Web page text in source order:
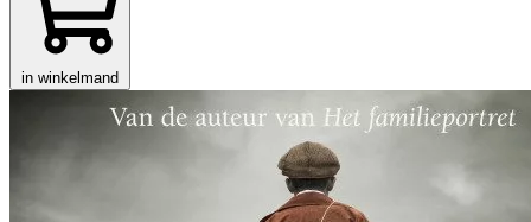
in winkelmand